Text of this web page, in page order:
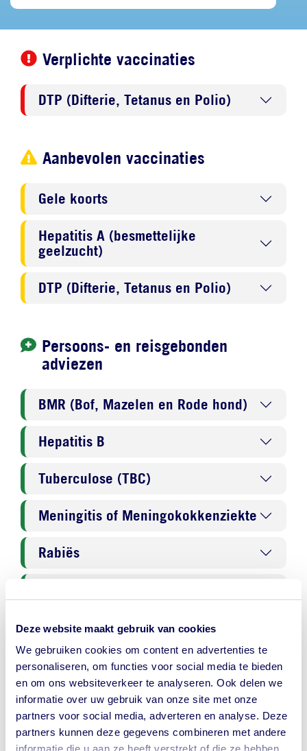
Deze website maakt gebruik van cookies
We gebruiken cookies om content en advertenties te
personaliseren, om functies voor social media te bieden
en om ons websiteverkeer te analyseren. Ook delen we
informatie over uw gebruik van onze site met onze
partners voor social media, adverteren en analyse. Deze
partners kunnen deze gegevens combineren met andere
informatie die u aan ze heeft verstrekt of die ze hebben
Verplichte vaccinaties
DTP (Difterie, Tetanus en Polio)
Aanbevolen vaccinaties
Gele koorts
Hepatitis A (besmettelijke
geelzucht)
DTP (Difterie, Tetanus en Polio)
Persoons- en reisgebonden
adviezen
BMR (Bof, Mazelen en Rode hond)
Hepatitis B
Tuberculose (TBC)
Meningitis of Meningokokkenziekte
Rabiës
Muggen
Malaria
Malaria - malariapillen